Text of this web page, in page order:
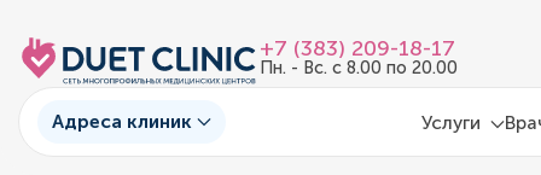
+7 (383) 209-18-17
Пн. - Вс. с 8.00 по 20.00
Адреса клиник Услуги